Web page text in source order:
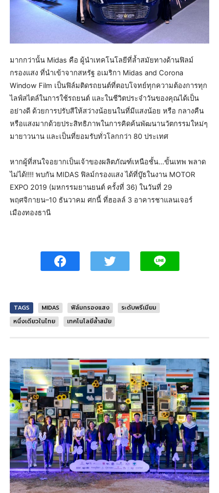
มากกว่านั้น Midas คือ ผู้นำเทคโนโลยีที่ล้ำสมัยทางด้านฟิลม์
กรองแสง ที่นำเข้าจากสหรัฐ อเมริกา Midas and Corona
Window Film เป็นฟิล์มติดรถยนต์ที่ตอบโจทย์ทุกความต้องการทุก
ไลฟ์สไตล์ในการใช้รถยนต์ และในชีวิตประจำวันของคุณได้เป็น
อย่างดี ด้วยการปรับสีให้สว่างน้อยนในที่มีแสงน้อย หรือ กลางคืน
หรือแสงมากด้วยประสิทธิภาพในการคิดค้นพัฒนานวัตกรรมใหม่ๆ
มายาวนาน และเป็นที่ยอมรับทั่วโลกกว่า 80 ประเทศ
หากผู้ที่สนใจอยากเป็นเจ้าของผลิตภัณฑ์เหนือชั้น…ขั้นเทพ พลาด
ไม่ได้!!!! พบกัน MIDAS ฟิลม์กรองแสง ได้ที่บู๊ธในงาน MOTOR
EXPO 2019 (มหกรรมยานยนต์ ครั้งที่ 36) ในวันที่ 29
พฤศจิกายน–10 ธันวาคม ศกนี้ ที่ฮอลล์ 3 อาคารชาแลนเจอร์
เมืองทองธานี
TAGS MIDAS ฟิล์มกรองแสง
ระดับพรีเมียม
หนึ่งเดียวในไทย
เทคโนโลยีล้ำสมัย